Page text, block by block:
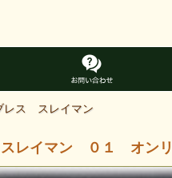
レス スレイマン
レイマン ０１ オン